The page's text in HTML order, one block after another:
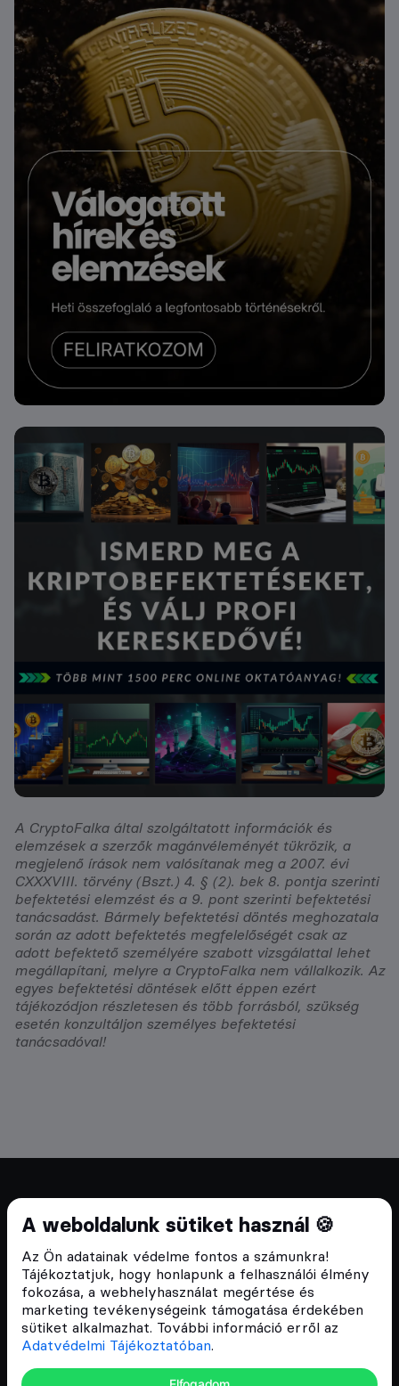
A weboldalunk sütiket használ 🍪
Az Ön adatainak védelme fontos a számunkra!
Tájékoztatjuk, hogy honlapunk a felhasználói élmény
fokozása, a webhelyhasználat megértése és
marketing tevékenységeink támogatása érdekében
sütiket alkalmazhat. További információ erről az
Adatvédelmi Tájékoztatóban.
A CryptoFalka által szolgáltatott információk és
elemzések a szerzők magánvéleményét tükrözik, a
megjelenő írások nem valósítanak meg a 2007. évi
CXXXVIII. törvény (Bszt.) 4. § (2). bek 8. pontja szerinti
befektetési elemzést és a 9. pont szerinti befektetési
tanácsadást. Bármely befektetési döntés meghozatala
során az adott befektetés megfelelőségét csak az
adott befektető személyére szabott vizsgálattal lehet
megállapítani, melyre a CryptoFalka nem vállalkozik. Az
egyes befektetési döntések előtt éppen ezért
tájékozódjon részletesen és több forrásból, szükség
esetén konzultáljon személyes befektetési
tanácsadóval!
Cryptofalka 2018 óta
Szívünkön viseljük a blokklánc technológia
népszerűsítését Magyarországon, ezért 2018 óta a
Cryptofalka célja, hogy biztosítsa a hazai közösség
és vállalatok digitális oktatását és fejlődését.
Oldalak